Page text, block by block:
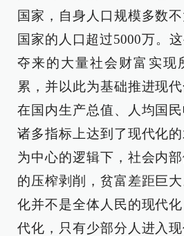
国家，自身人口规模多数
国家的人口超过5000万。
夺来的大量社会财富实现
累，并以此为基础推进现
在国内生产总值、人均国
诸多指标上达到了现代化
为中心的逻辑下，社会内
的压榨剥削，贫富差距巨
化并不是全体人民的现代
代化，只有少部分人进入